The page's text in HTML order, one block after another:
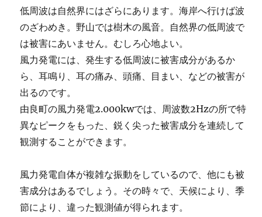
低周波は自然界にはざらにあります。海岸へ行けば波
のざわめき。野山では樹木の風音。自然界の低周波で
は被害にあいません。むしろ心地よい。
風力発電には、発生する低周波に被害成分があるか
ら、耳鳴り、耳の痛み、頭痛、目まい、などの被害が
出るのです。
由良町の風力発電2.000kwでは、周波数2Hzの所で特
異なピークをもった、鋭く尖った被害成分を連続して
観測することができます。
風力発電自体が複雑な振動をしているので、他にも被
害成分はあるでしょう。その時々で、天候により、季
節により、違った観測値が得られます。